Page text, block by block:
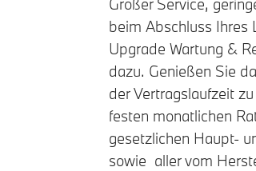
beim Abschluss Ihres
Upgrade Wartung &
dazu. Genießen Sie
der Vertragslaufzeit
festen monatlichen
gesetzlichen Haupt-
sowie aller vom